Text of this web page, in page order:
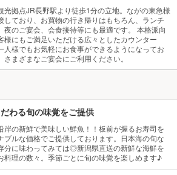
光拠点JR長野駅より徒歩1分の立地。ながの東急様
しており、お買物の行き帰りはもちろん、ランチ
夜のご宴会、会食接待等にも最適です。 本格派向
様にもご満足いただける広々としたカウンター
人様でもお気軽にお食事ができるようになってお
さまざまなご宴会にご利用ください。
わる旬の味覚をご提供
岸の新鮮で美味しい鮮魚！！板前が握るお寿司を
ブルな価格でご提供しております。日本海の旬な
分に味わってみては◎新潟県直送の新鮮な海鮮を
料理の数々。季節ごとに旬の味覚を楽しめます♪